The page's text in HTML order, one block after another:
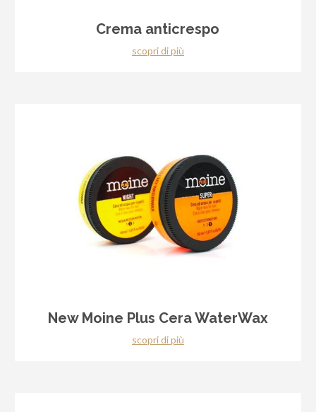
Crema anticrespo
scopri di più
New Moine Plus Cera WaterWax
scopri di più